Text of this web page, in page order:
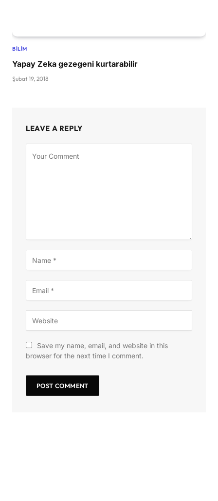
BILIM
Yapay Zeka gezegeni kurtarabilir
Şubat 19, 2018
LEAVE A REPLY
Save my name, email, and website in this
browser for the next time I comment.